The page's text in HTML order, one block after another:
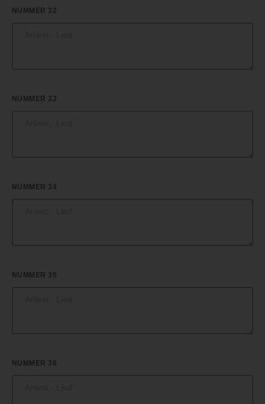
NUMMER 32
NUMMER 33
NUMMER 34
NUMMER 35
NUMMER 36